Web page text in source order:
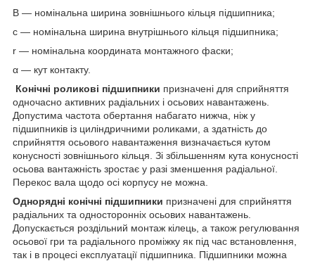
B — номінальна ширина зовнішнього кільця підшипника;
c — номінальна ширина внутрішнього кільця підшипника;
r — номінальна координата монтажного фаски;
α — кут контакту.
Конічні роликові підшипники призначені для сприйняття
одночасно активних радіальних і осьових навантажень.
Допустима частота обертання набагато нижча, ніж у
підшипників із циліндричними роликами, а здатність до
сприйняття осьового навантаження визначається кутом
конусності зовнішнього кільця. Зі збільшенням кута конусності
осьова вантажність зростає у разі зменшення радіальної.
Перекос вала щодо осі корпусу не можна.
Однорядні конічні підшипники призначені для сприйняття
радіальних та односторонніх осьових навантажень.
Допускається роздільний монтаж кілець, а також регулювання
осьової гри та радіального проміжку як під час встановлення,
так і в процесі експлуатації підшипника. Підшипники можна